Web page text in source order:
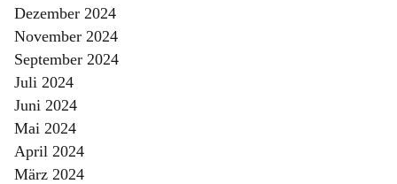
Dezember 2024
November 2024
September 2024
Juli 2024
Juni 2024
Mai 2024
April 2024
März 2024